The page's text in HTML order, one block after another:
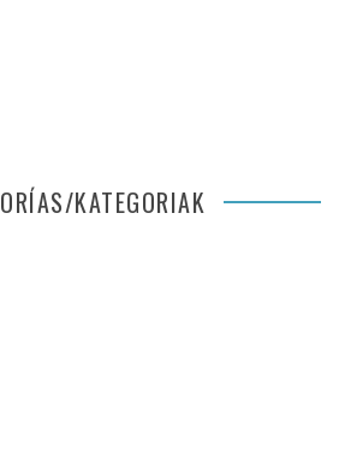
KATEGORIAK